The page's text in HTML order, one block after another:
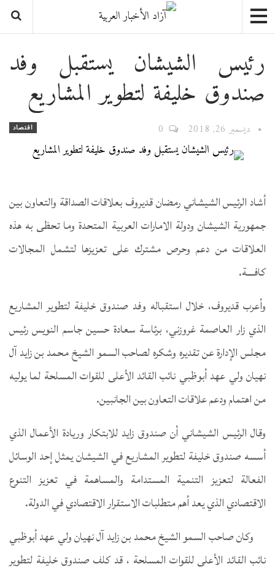
رئيس الشيشان يستقبل وفد
صندوق خليفة لتطوير المشاريع
اقتصاد ديسمبر 26, 2018
أشاد الرئيس الشيشاني رمضان قديروف بعلاقات الصداقة والتعاون بين
جمهورية الشيشان ودولة الامارات العربية المتحدة وما تحظى به هذه
العلاقات من دعم وحرص مشترك على تعزيزها لتشمل المجالات
كافــــة.
وأعرب قديروف، خلال استقباله وفد صندوق خليفة لتطوير المشاريع
الذي زار العاصمة غروزني، برئاسة سعادة حسين جاسم النويس رئيس
مجلس الإدارة عن تقديره وشكره لصاحب السمو الشيخ محمد بن زايد آل
نهيان ولي عهد أبوظبي نائب القائد الأعلى للقوات المسلحة لما يوليه
من اهتمام ودعم علاقات التعاون بين الجانبين.
وقال الرئيس الشيشاني أن صندوق زايد للابتكار وريادة الأعمال الذي
أسسه صندوق خليفة لتطوير المشاريع في الشيشان يمثل إحد الوسائل
الفعالة لتعزيز التنمية المستدامة والمساهمة في تعزيز التنوع
الاقتصادي الذي يعد أهم متطلبات الاستقرار الاقتصادي في الدولة.
وكان صاحب السمو الشيخ محمد بن زايد آل نهيان ولي عهد أبوظبي
نائب القائد الأعلى للقوات المسلحة ، قد كلف صندوق خليفة لتطوير